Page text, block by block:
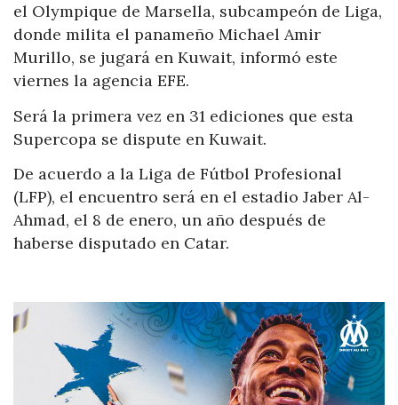
el Olympique de Marsella, subcampeón de Liga,
donde milita el panameño Michael Amir
Murillo, se jugará en Kuwait, informó este
viernes la agencia EFE.
Será la primera vez en 31 ediciones que esta
Supercopa se dispute en Kuwait.
De acuerdo a la Liga de Fútbol Profesional
(LFP), el encuentro será en el estadio Jaber Al-
Ahmad, el 8 de enero, un año después de
haberse disputado en Catar.